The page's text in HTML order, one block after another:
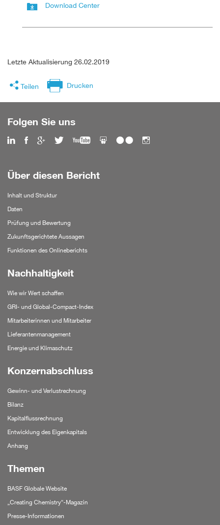
Download Center
Letzte Aktualisierung 26.02.2019
Teilen Drucken
Folgen Sie uns
Über diesen Bericht
Inhalt und Struktur
Daten
Prüfung und Bewertung
Zukunftsgerichtete Aussagen
Funktionen des Onlineberichts
Nachhaltigkeit
Wie wir Wert schaffen
GRI- und Global-Compact-Index
Mitarbeiterinnen und Mitarbeiter
Lieferantenmanagement
Energie und Klimaschutz
Konzernabschluss
Gewinn- und Verlustrechnung
Bilanz
Kapitalflussrechnung
Entwicklung des Eigenkapitals
Anhang
Themen
BASF Globale Website
„Creating Chemistry“-Magazin
Presse-Informationen